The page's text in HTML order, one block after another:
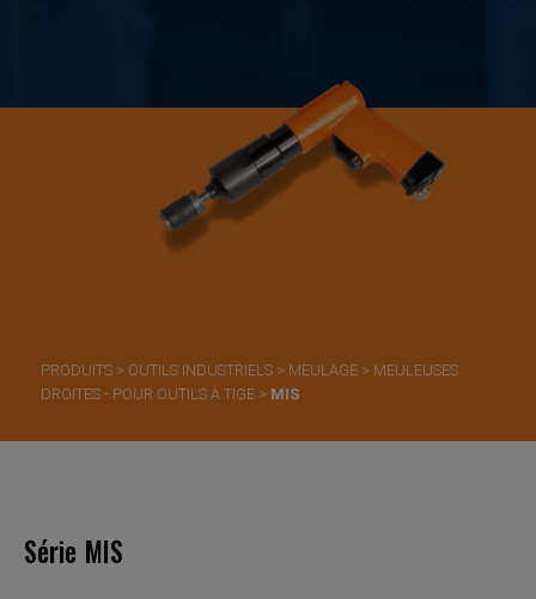
PRODUITS > OUTILS INDUSTRIELS> MEULAGE > MEULEUSES
DROITES - POUR OUTILS À TIGE > MIS
Série MIS